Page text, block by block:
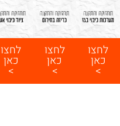
לחצו
כאן
>
לחצו
כאן
>
לחצו
כאן
>